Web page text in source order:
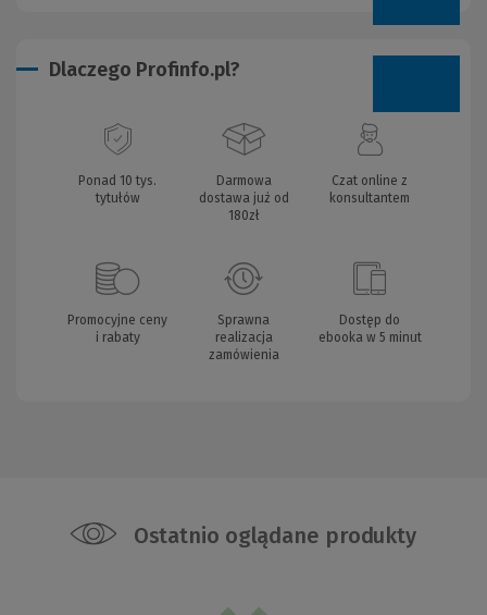
Dlaczego Profinfo.pl?
Ponad 10 tys.
tytułów
Darmowa
dostawa już od
180zł
Czat online z
konsultantem
Promocyjne ceny
i rabaty
Sprawna
realizacja
zamówienia
Dostęp do
ebooka w 5 minut
Ostatnio oglądane produkty